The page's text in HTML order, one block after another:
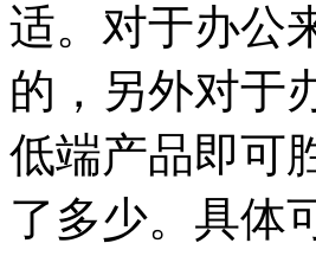
适。对于办公
的，另外对于
低端产品即可
了多少。具体